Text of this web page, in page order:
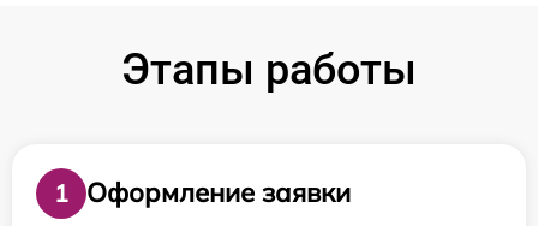
Этапы работы
1
Оформление заявки